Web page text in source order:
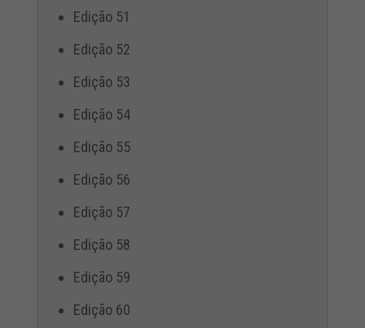
Edição 51
Edição 52
Edição 53
Edição 54
Edição 55
Edição 56
Edição 57
Edição 58
Edição 59
Edição 60